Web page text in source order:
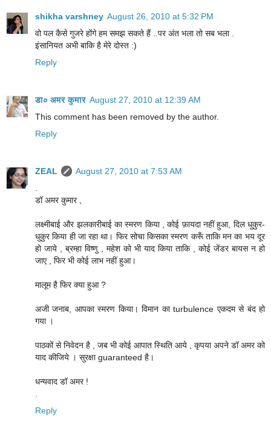
shikha varshney August 26, 2010 at 5:32 PM
वो पल कैसे गुजरे होंगे हम समझ सकते हैं ..पर अंत भला तो सब भला .
इंसानियत अभी बाकि है मेरे दोस्त :)
Reply
डा० अमर कुमार August 27, 2010 at 12:39 AM
This comment has been removed by the author.
Reply
ZEAL
August 27, 2010 at 7:53 AM
डॉ अमर कुमार ,
लक्ष्मीबाई और झलकारीबाई का स्मरण किया , कोई फ़ायदा नहीं हुआ, दिल धुकुर-
धुकुर किया ही जा रहा था। फिर सोचा किसका स्मरण करूँ ताकि मन का भय दूर
हो जाये , ब्रम्हा विष्णु , महेश को भी याद किया ताकि , कोई जेंडर बायस न हो
जाए , फिर भी कोई लाभ नहीं हुआ।
मालूम है फिर क्या हुआ ?
अजी जनाब, आपका स्मरण किया। विमान का turbulence एकदम से बंद हो
गया ।
पाठकों से निवेदन है , जब भी कोई आपात स्थिति आये , कृपया अपने डॉ अमर को
याद कीजिये । सुरक्षा guaranteed है।
धन्यवाद डॉ अमर !
Reply